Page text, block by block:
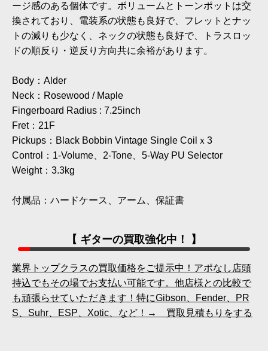
ージ感のある個体です。ボリュームとトーンポットは交
換されており、電装系の状態も良好で、フレットとナッ
トの減りも少なく、ネックの状態も良好で、トラスロッ
ドの順反り・逆反り方向共に余裕があります。
Body：Alder
Neck：Rosewood / Maple
Fingerboard Radius : 7.25inch
Fret：21F
Pickups：Black Bobbin Vintage Single Coilｘ3
Control：1-Volume、2-Tone、5-Way PU Selector
Weight：3.3kg
付属品：ハードケース、アーム、保証書
【 ギターの買取強化中！ 】
業界トップクラスの買取価格をご提示中！アポなし店頭
持込でもその場でお支払い可能です。他店様との比較で
も頑張らせていただきます！特にGibson、Fender、PR
S、Suhr、ESP、Xotic、など！→ 買取見積もりをする